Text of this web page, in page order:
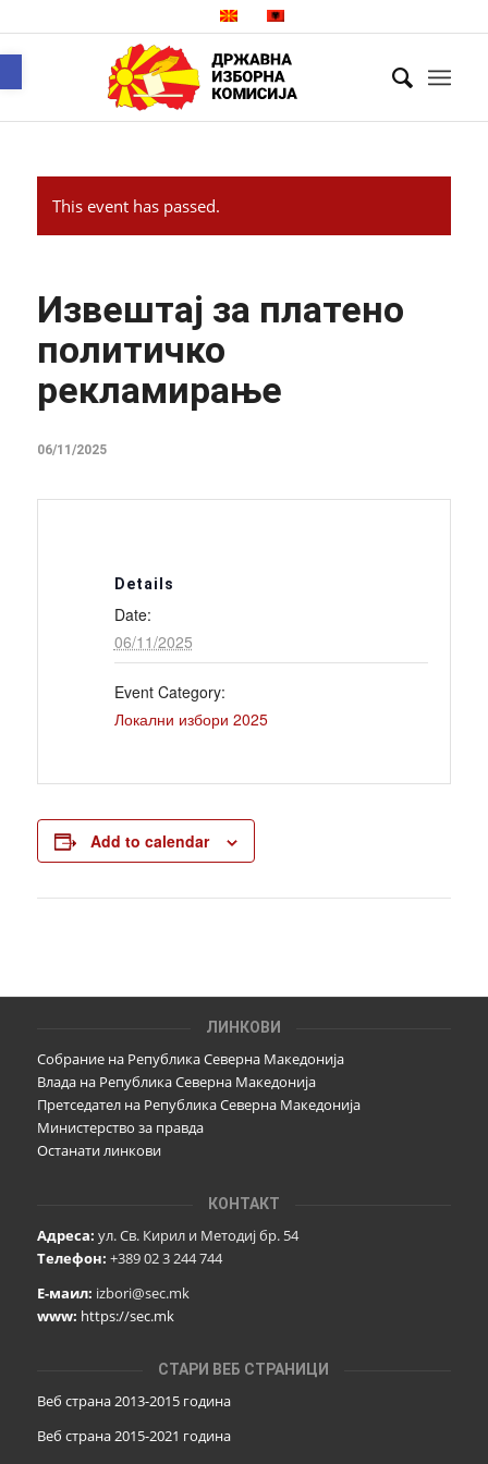
This event has passed.
Извештај за платено
политичко
рекламирање
06/11/2025
Details
Date:
06/11/2025
Event Category:
Локални избори 2025
Add to calendar
ЛИНКОВИ
Собрание на Република Северна Македонија
Влада на Република Северна Македонија
Претседател на Република Северна Македонија
Министерство за правда
Останати линкови
КОНТАКТ
Адреса: ул. Св. Кирил и Методиј бр. 54
Телефон: +389 02 3 244 744
Е-маил: izbori@sec.mk
www: https://sec.mk
СТАРИ ВЕБ СТРАНИЦИ
Веб страна 2013-2015 година
Веб страна 2015-2021 година
Open toolbar